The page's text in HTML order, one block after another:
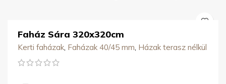
Faház Sára 320x320cm
Kerti faházak Faházak 40/45 mm Házak terasz nélkül